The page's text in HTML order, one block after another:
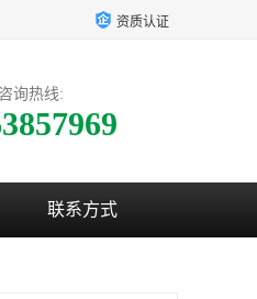
资质认证
询热线:
联系方式